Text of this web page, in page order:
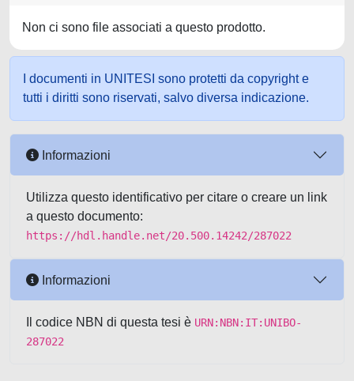
Non ci sono file associati a questo prodotto.
I documenti in UNITESI sono protetti da copyright e
tutti i diritti sono riservati, salvo diversa indicazione.
Informazioni
Utilizza questo identificativo per citare o creare un link
a questo documento:
https://hdl.handle.net/20.500.14242/287022
Informazioni
Il codice NBN di questa tesi è URN:NBN:IT:UNIBO-
287022